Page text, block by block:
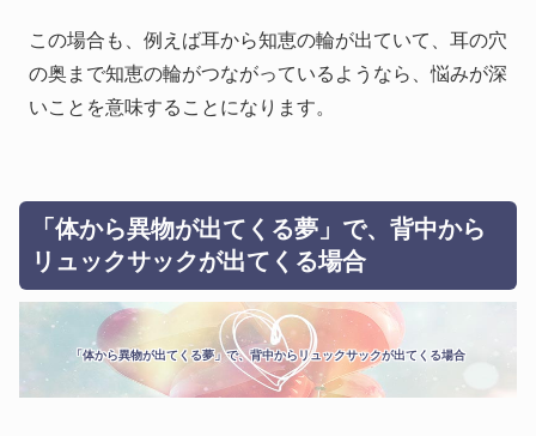
この場合も、例えば耳から知恵の輪が出ていて、耳の穴
の奥まで知恵の輪がつながっているようなら、悩みが深
いことを意味することになります。
「体から異物が出てくる夢」で、背中から
リュックサックが出てくる場合
「体から異物が出てくる夢」で、背中からリュックサックが出てくる場合